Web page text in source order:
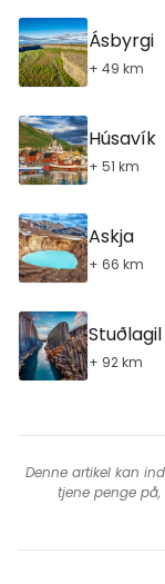
Ásbyrgi
+ 49 km
Húsavík
+ 51 km
Askja
+ 66 km
Stuðlagil
+ 92 km
Denne artikel kan
tjene penge på,